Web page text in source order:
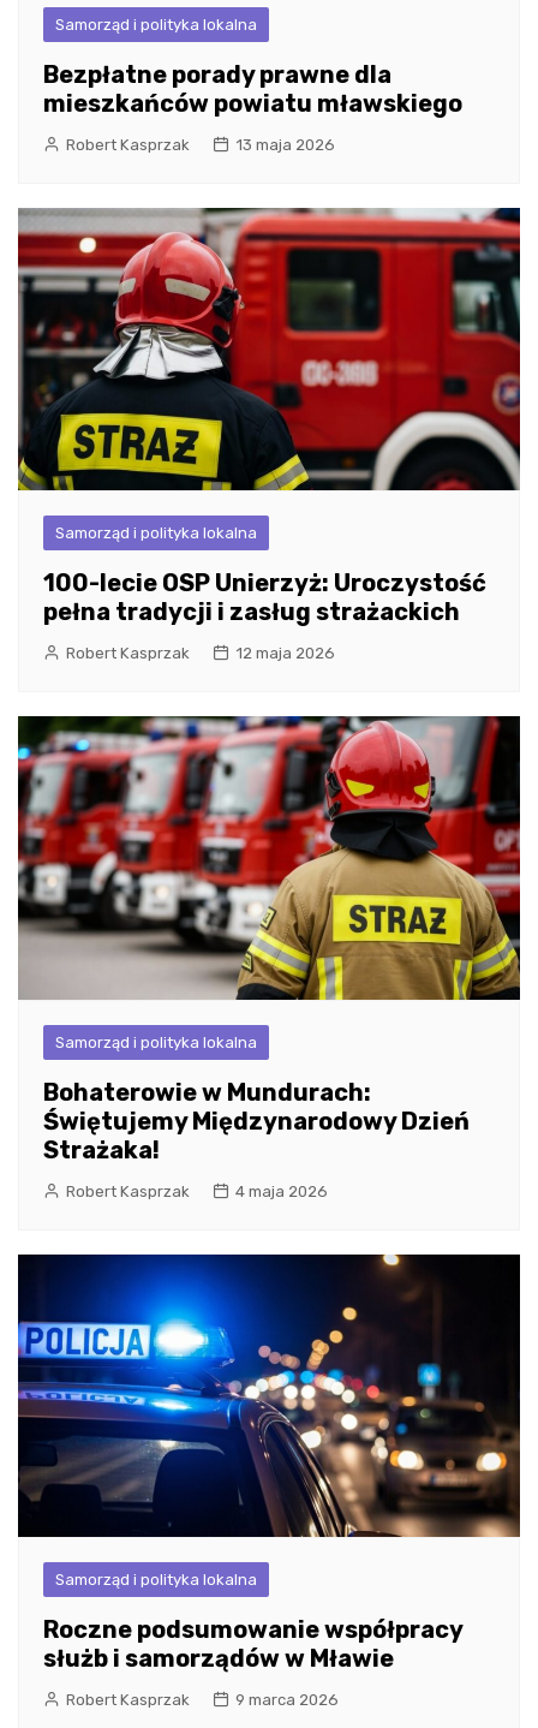
Samorząd i polityka lokalna
Bezpłatne porady prawne dla
mieszkańców powiatu mławskiego
Robert Kasprzak 13 maja 2026
Samorząd i polityka lokalna
100-lecie OSP Unierzyż: Uroczystość
pełna tradycji i zasług strażackich
Robert Kasprzak 12 maja 2026
Samorząd i polityka lokalna
Bohaterowie w Mundurach:
Świętujemy Międzynarodowy Dzień
Strażaka!
Robert Kasprzak 4 maja 2026
Samorząd i polityka lokalna
Roczne podsumowanie współpracy
służb i samorządów w Mławie
Robert Kasprzak 9 marca 2026